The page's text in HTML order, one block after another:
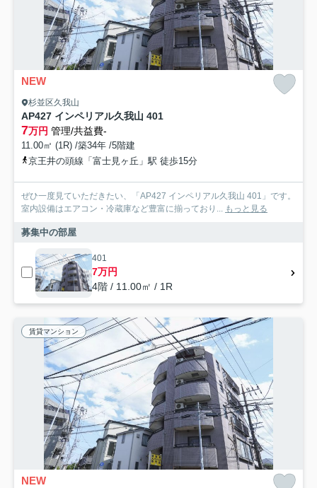
NEW
杉並区久我山
AP427 インペリアル久我山 401
7万円 管理/共益費-
11.00㎡ (1R) /築34年 /5階建
京王井の頭線「富士見ヶ丘」駅 徒歩15分
ぜひ一度見ていただきたい、「AP427 インペリアル久我山 401」です。
室内設備はエアコン・冷蔵庫など豊富に揃っており... もっと見る
募集中の部屋
401
7万円
4階 / 11.00㎡ / 1R
賃貸マンション
NEW